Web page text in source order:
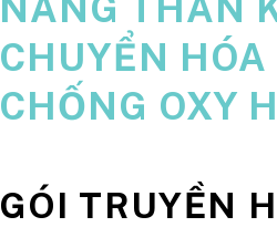
CHUYỂN HÓA
CHỐNG OXY
GÓI TRUYỀN